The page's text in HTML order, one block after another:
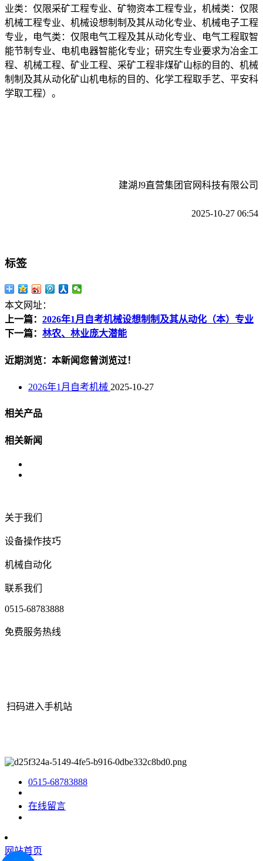
业类：仅限采矿工程专业、矿物资本工程专业，机械类：仅限
机械工程专业、机械设想制制及其从动化专业、机械电子工程
专业，电气类：仅限电气工程及其从动化专业、电气工程取智
能节制专业、电机电器智能化专业；研究生专业要求为冶金工
程、机械工程、矿业工程、采矿工程非煤矿山标的目的、机械
制制及其从动化矿山机电标的目的、化学工程取手艺、平安科
学取工程）。
建湖J9直营集团官网科技有限公司
2025-10-27 06:54
标签
本文网址：
上一篇： 2026年1月自考机械设想制制及其从动化（本）专业
下一篇： 林农、林业庞大潜能
近期浏览：本新闻您曾浏览过！
2026年1月自考机械 2025-10-27
相关产品
相关新闻
关于我们
设备操作技巧
机械自动化
联系我们
0515-68783888
免费服务热线
扫码进入手机站
0515-68783888
在线留言
网站首页